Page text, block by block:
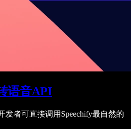
语音API
发者可直接调用Speechify最自然的